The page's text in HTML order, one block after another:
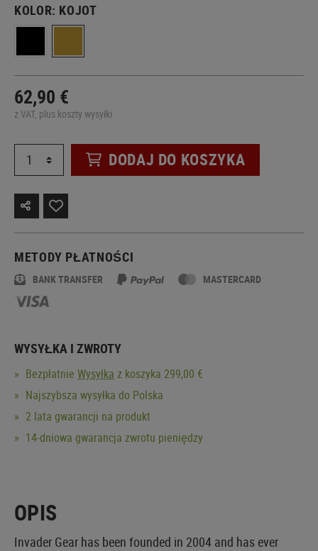
KOLOR: KOJOT
62,90 €
z VAT, plus koszty wysyłki
DODAJ DO KOSZYKA
METODY PŁATNOŚCI
BANK TRANSFER MASTERCARD
WYSYŁKA I ZWROTY
Bezpłatnie Wysyłka z koszyka 299,00 €
Najszybsza wysyłka do Polska
2 lata gwarancji na produkt
14-dniowa gwarancja zwrotu pieniędzy
OPIS
Invader Gear has been founded in 2004 and has ever